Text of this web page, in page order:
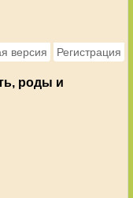
версия Регистрация
роды и